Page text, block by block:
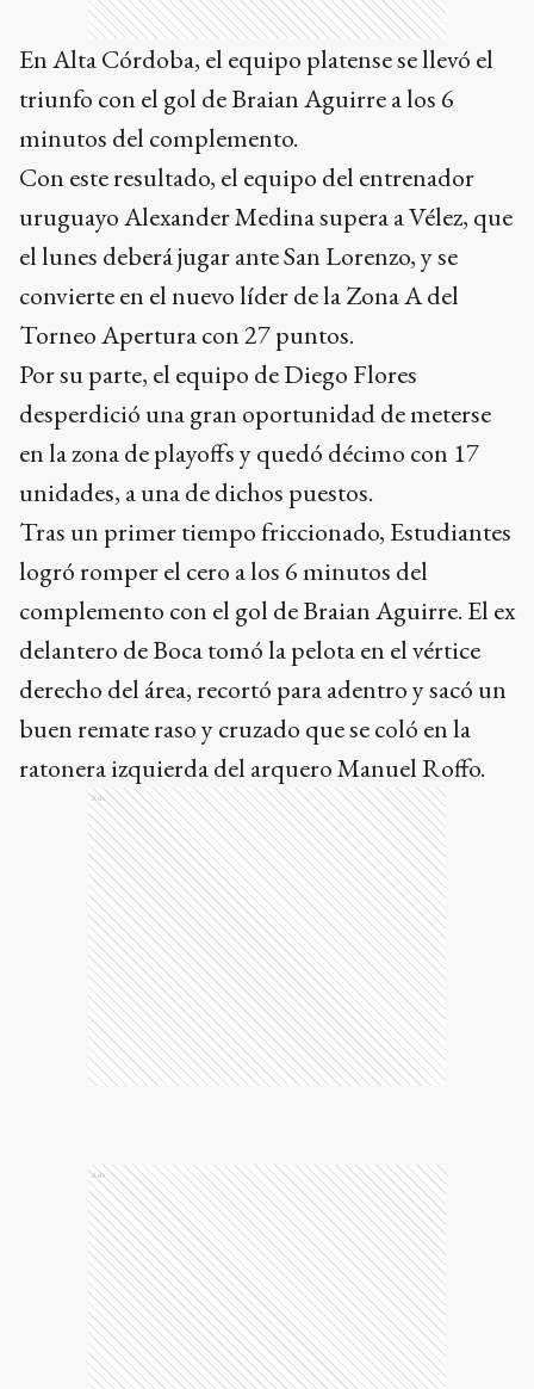
En Alta Córdoba, el equipo platense se llevó el
triunfo con el gol de Braian Aguirre a los 6
minutos del complemento.
Con este resultado, el equipo del entrenador
uruguayo Alexander Medina supera a Vélez, que
el lunes deberá jugar ante San Lorenzo, y se
convierte en el nuevo líder de la Zona A del
Torneo Apertura con 27 puntos.
Por su parte, el equipo de Diego Flores
desperdició una gran oportunidad de meterse
en la zona de playoffs y quedó décimo con 17
unidades, a una de dichos puestos.
Tras un primer tiempo friccionado, Estudiantes
logró romper el cero a los 6 minutos del
complemento con el gol de Braian Aguirre. El ex
delantero de Boca tomó la pelota en el vértice
derecho del área, recortó para adentro y sacó un
buen remate raso y cruzado que se coló en la
ratonera izquierda del arquero Manuel Roffo.
Ads
Ads